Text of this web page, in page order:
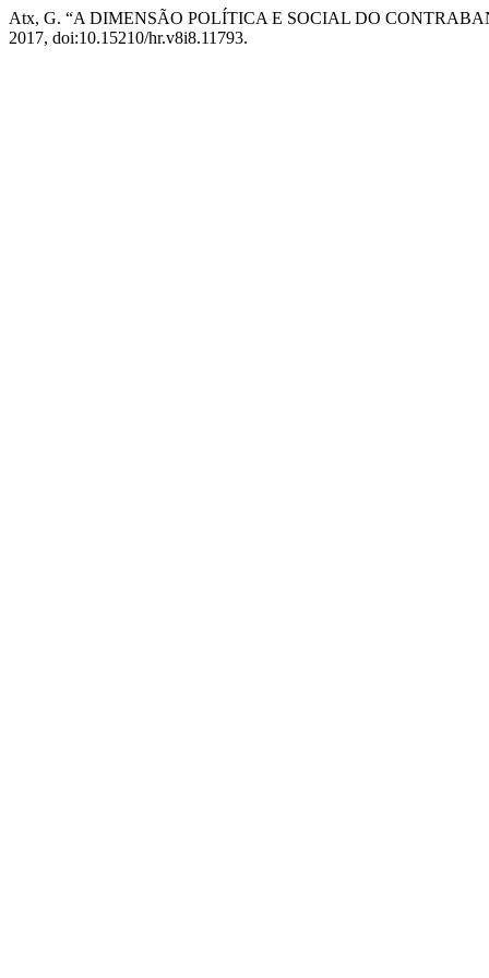
Atx, G. “A DIMENSÃO POLÍTICA E SOCIAL DO
2017, doi:10.15210/hr.v8i8.11793.